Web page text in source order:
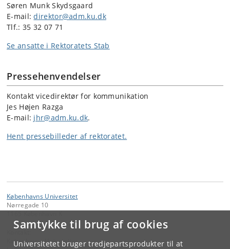
Samtykke til brug af cookies
Universitetet bruger tredjepartsprodukter til at
Søren Munk Skydsgaard
E-mail:direktor@adm.ku.dk
Tlf.: 35 32 07 71
Se ansatte i Rektoratets Stab
Pressehenvendelser
Kontakt vicedirektør for kommunikation
Jes Højen Razga
E-mail: jhr@adm.ku.dk.
Hent pressebilleder af rektoratet.
Københavns Universitet
Nørregade 10
Københavns Universitet